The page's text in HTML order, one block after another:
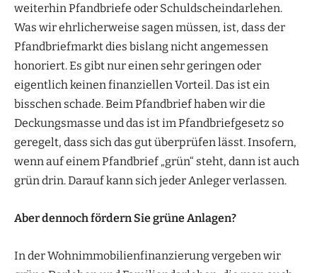
weiterhin Pfandbriefe oder Schuldscheindarlehen.
Was wir ehrlicherweise sagen müssen, ist, dass der
Pfandbriefmarkt dies bislang nicht angemessen
honoriert. Es gibt nur einen sehr geringen oder
eigentlich keinen finanziellen Vorteil. Das ist ein
bisschen schade. Beim Pfandbrief haben wir die
Deckungsmasse und das ist im Pfandbriefgesetz so
geregelt, dass sich das gut überprüfen lässt. Insofern,
wenn auf einem Pfandbrief „grün“ steht, dann ist auch
grün drin. Darauf kann sich jeder Anleger verlassen.
Aber dennoch fördern Sie grüne Anlagen?
In der Wohnimmobilienfinanzierung vergeben wir